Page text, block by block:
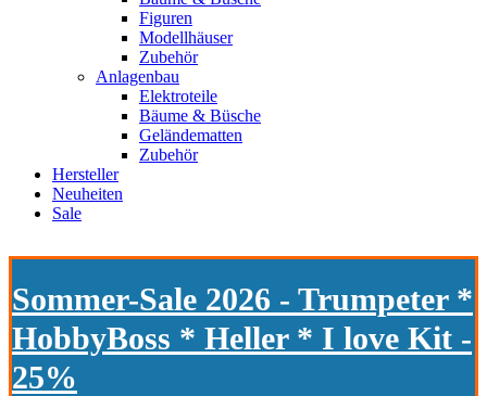
Figuren
Modellhäuser
Zubehör
Anlagenbau
Elektroteile
Bäume & Büsche
Geländematten
Zubehör
Hersteller
Neuheiten
Sale
Sommer-Sale 2026 - Trumpeter *
HobbyBoss * Heller * I love Kit -
25%